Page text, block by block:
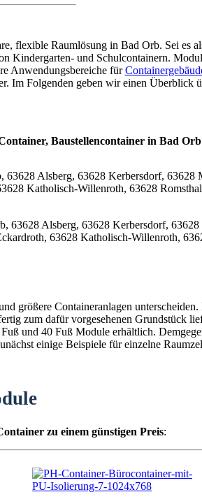
flexible Raumlösung in Bad Orb. Sei es
Kindergarten- und Schulcontainern.
Anwendungsbereiche für
Im Folgenden geben wir einen Überblick
Baustellencontainer in Bad
größere Containeranlagen
zum dafür vorgesehenen Grundstück
und 40 Fuß Module erhältlich.
einige Beispiele für einzelne
zu einem günstigen Preis: